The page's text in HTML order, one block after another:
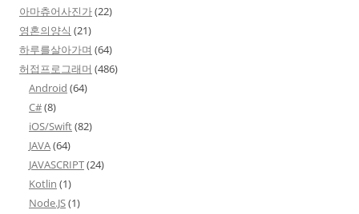
아마츄어사진가(22)
영혼의양식 (21)
하루를살아가며 (64)
허접프로그래머 (486)
Android (64)
C#(8)
iOS/Swift(82)
JAVA(64)
JAVASCRIPT(24)
Kotlin (1)
Node.JS(1)